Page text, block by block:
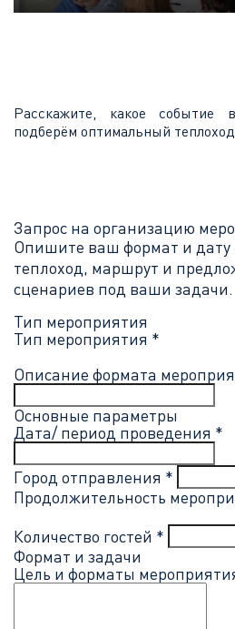
Расскажите, какое
подберём оптимальный
Запрос на организацию
Опишите ваш формат и
теплоход, маршрут и
сценариев под ваши задачи.
Тип мероприятия
Тип мероприятия *
Описание формата
Основные параметры
Дата/ период проведения *
Город отправления *
Продолжительность
Количество гостей *
Формат и задачи
Цель и форматы